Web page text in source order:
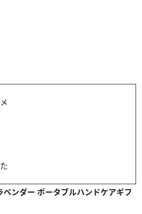
ンダー ポータブルハンドケアギフ